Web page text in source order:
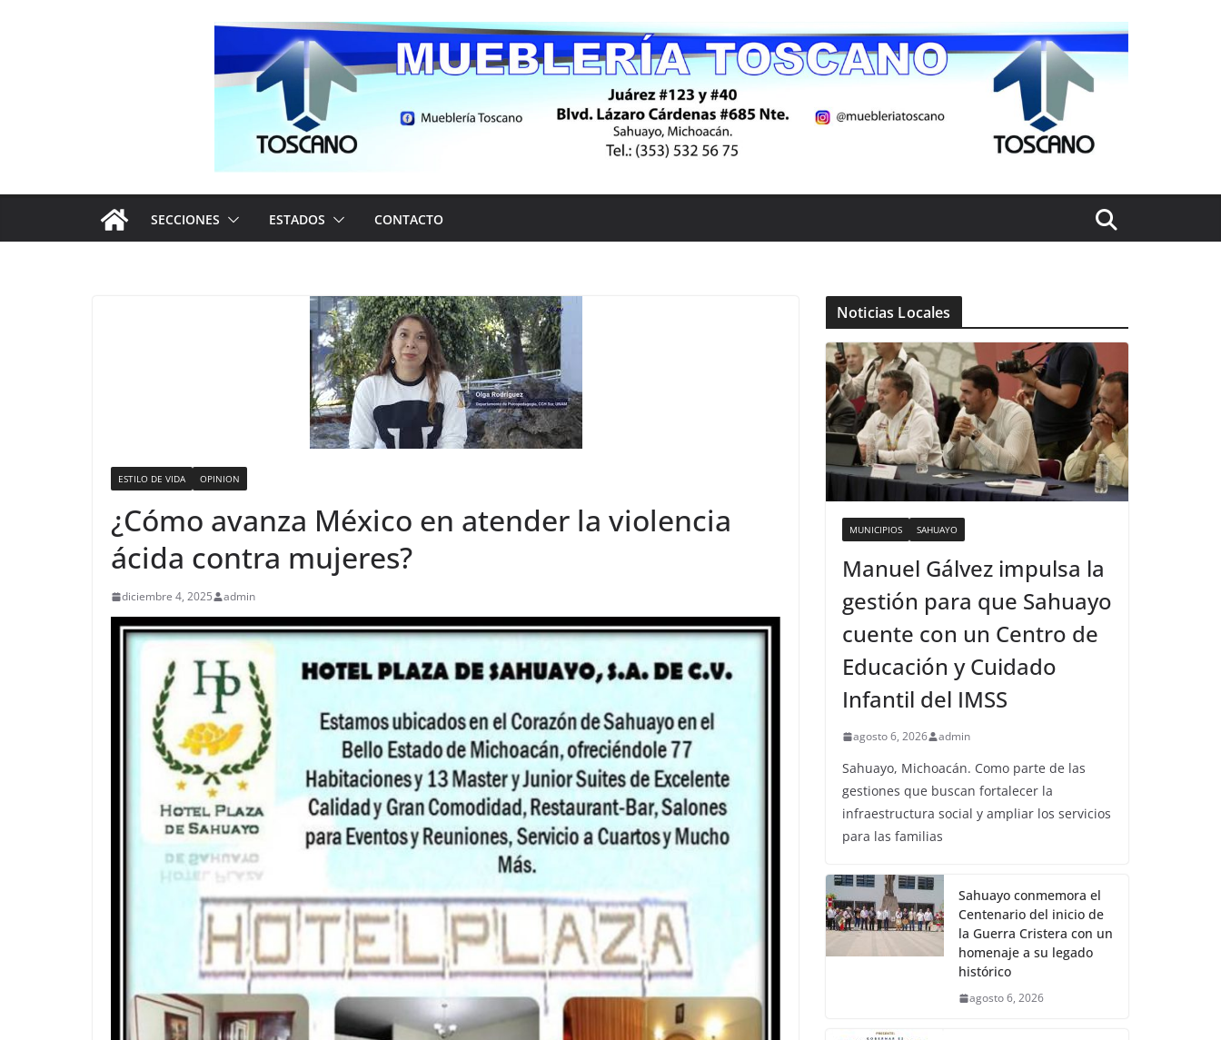
SECCIONES ESTADOS CONTACTO
ESTILO DE VIDA OPINION
¿Cómo avanza México en atender la violencia
ácida contra mujeres?
diciembre 4, 2025 admin
Noticias Locales
MUNICIPIOS SAHUAYO
Manuel Gálvez impulsa la
gestión para que Sahuayo
cuente con un Centro de
Educación y Cuidado
Infantil del IMSS
agosto 6, 2026 admin
Sahuayo, Michoacán. Como parte de las
gestiones que buscan fortalecer la
infraestructura social y ampliar los servicios
para las familias
Sahuayo conmemora el
Centenario del inicio de
la Guerra Cristera con un
homenaje a su legado
histórico
agosto 6, 2026